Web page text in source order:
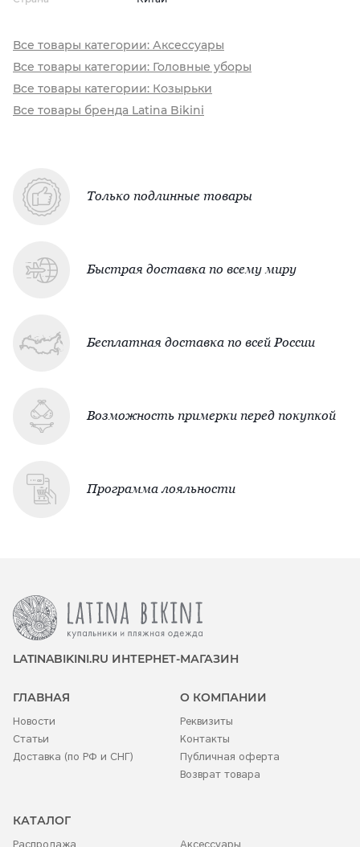
Все товары категории: Аксессуары
Все товары категории: Головные уборы
Все товары категории: Козырьки
Все товары бренда Latina Bikini
Только подлинные товары
Быстрая доставка по всему миру
Бесплатная доставка по всей России
Возможность примерки перед покупкой
Программа лояльности
LATINABIKINI.RU ИНТЕРНЕТ-МАГАЗИН
ГЛАВНАЯ
Новости
Статьи
Доставка (по РФ и СНГ)
О КОМПАНИИ
Реквизиты
Контакты
Публичная оферта
Возврат товара
КАТАЛОГ
Распродажа Аксессуары